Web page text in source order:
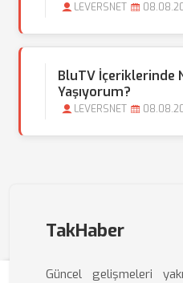
LEVERSNET
BluTV İçeriklerinde
Yaşıyorum?
LEVERSNET
TakHaber
Güncel gelişmeleri